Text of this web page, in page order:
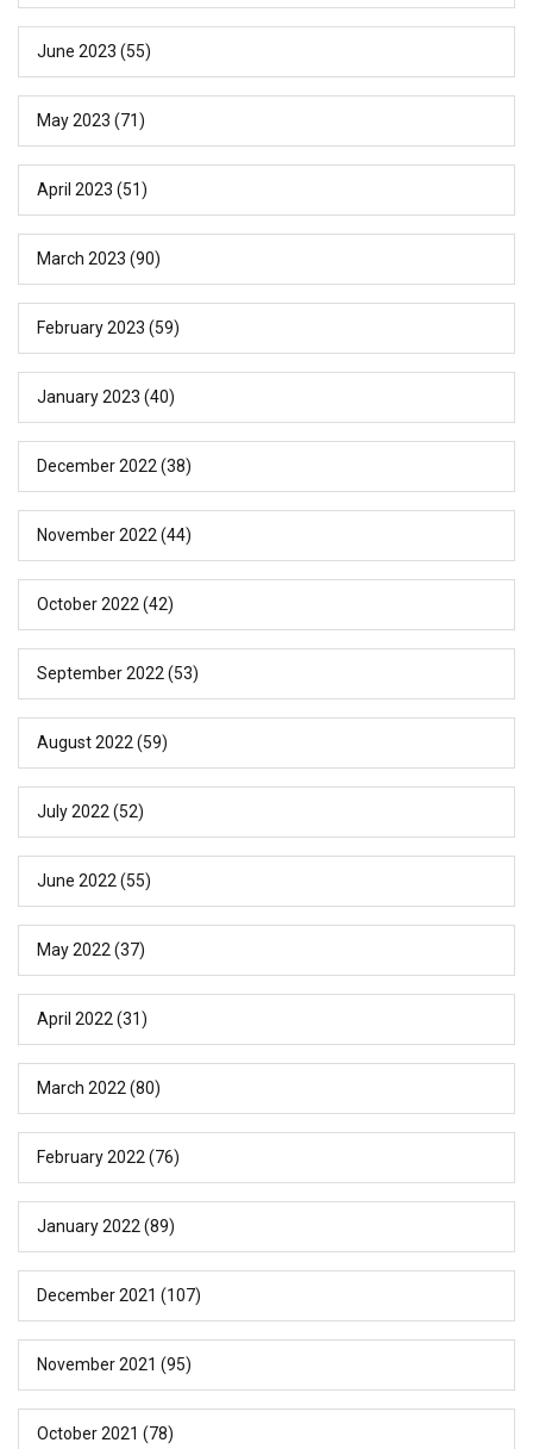
June 2023 (55)
May 2023 (71)
April 2023 (51)
March 2023 (90)
February 2023 (59)
January 2023 (40)
December 2022 (38)
November 2022 (44)
October 2022 (42)
September 2022 (53)
August 2022 (59)
July 2022 (52)
June 2022 (55)
May 2022 (37)
April 2022 (31)
March 2022 (80)
February 2022 (76)
January 2022 (89)
December 2021 (107)
November 2021 (95)
October 2021 (78)